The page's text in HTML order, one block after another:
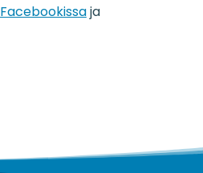
Facebookissaja